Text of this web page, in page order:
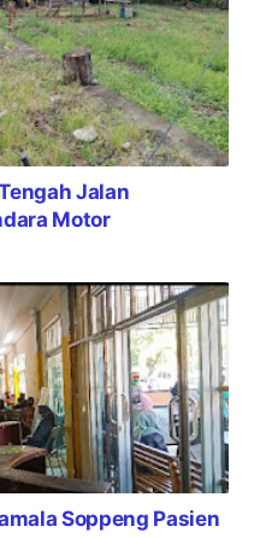
Jalan
Motor
Soppeng Pasien